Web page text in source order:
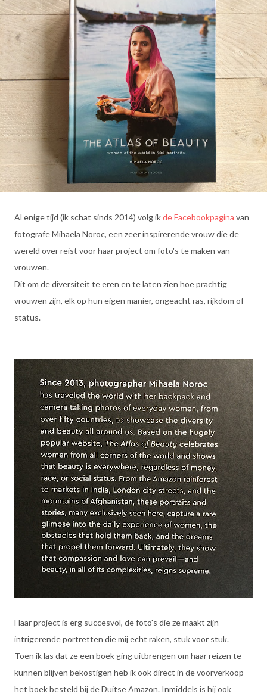
Al enige tijd (ik schat sinds 2014) volg ikde Facebookpagina van
fotografe Mihaela Noroc, een zeer inspirerende vrouw die de
wereld over reist voor haar project om foto's te maken van
vrouwen.
Dit om de diversiteit te eren en te laten zien hoe prachtig
vrouwen zijn, elk op hun eigen manier, ongeacht ras, rijkdom of
status.
Haar project is erg succesvol, de foto's die ze maakt zijn
intrigerende portretten die mij echt raken, stuk voor stuk.
Toen ik las dat ze een boek ging uitbrengen om haar reizen te
kunnen blijven bekostigen heb ik ook direct in de voorverkoop
het boek besteld bij de Duitse Amazon. Inmiddels is hij ook